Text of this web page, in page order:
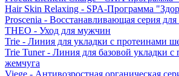
Hair Skin Relaxing - SPA-Программа
Proscenia - Восстанавливающая серия
THEO - Уход для мужчин
Trie - Линия для укладки с протеинами
Trie Tuner - Линия для базовой укладки
жемчуга
Viege - Антивозростная органическая